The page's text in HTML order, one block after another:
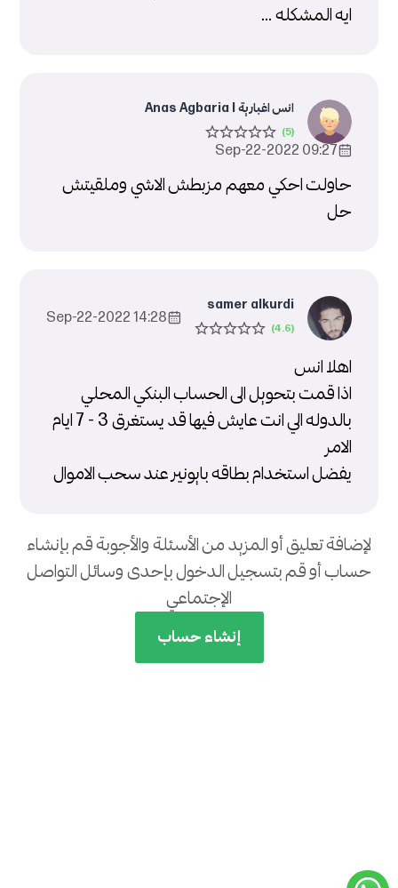
ايه المشكله ...
انس اغبارية Anas Agbaria l
09:27 2022-Sep-22
حاولت احكي معهم مزبطش الاشي وملقيتش
حل
samer alkurdi
14:28 2022-Sep-22
اهلا انس
اذا قمت بتحويل الى الحساب البنكي المحلي
بالدوله الي انت عايش فيها قد يستغرق 3 - 7 ايام
الامر
يفضل استخدام بطاقه بايونير عند سحب الاموال
لإضافة تعليق أو المزيد من الأسئلة والأجوبة قم بإنشاء
حساب أو قم بتسجيل الدخول بإحدى وسائل التواصل
الإجتماعي
إنشاء حساب